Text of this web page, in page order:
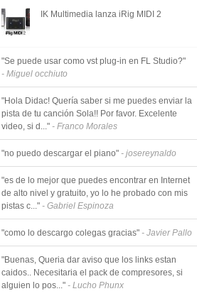
IK Multimedia lanza iRig MIDI 2
"Se puede usar como vst plug-in en FL Studio?"
- Miguel occhiuto
"Hola Didac! Quería saber si me puedes enviar la
pista de tu canción Sola!! Por favor. Excelente
video, si d..." - Franco Morales
"no puedo descargar el piano" - josereynaldo
"es de lo mejor que puedes encontrar en Internet
de alto nivel y gratuito, yo lo he probado con mis
pistas c..." - Gabriel Espinoza
"como lo descargo colegas gracias" - Javier Pallo
"Buenas, Queria dar aviso que los links estan
caidos.. Necesitaria el pack de compresores, si
alguien lo pos..." - Lucho Phunx